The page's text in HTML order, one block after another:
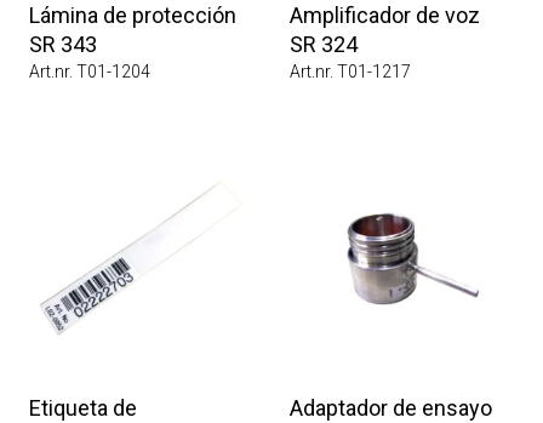
Lámina de protección
SR 343
Art.nr. T01-1204
Amplificador de voz
SR 324
Art.nr. T01-1217
Etiqueta de
Adaptador de ensayo